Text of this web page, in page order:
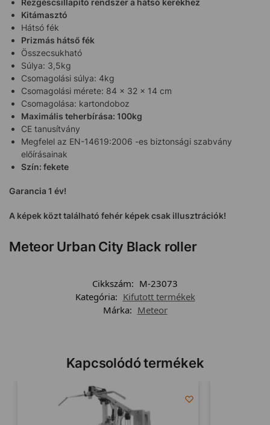
Kitámasztó
Hátsó fék
Prizmás hátső fék
Összecsukható
Súlya: 3,5kg
Csomagolási súlya: 4kg
Csomagolási mérete: 84 x 32 x 14 cm
Csomagolása: kartondoboz
Maximális teherbírása: 100kg
CE tanusítvány
Megfelel az EN-14619:2006 -es biztonsági szabvány
előírásainak
Szín: fekete
Garancia 1 év!
A képek közt található fehér képek csak illusztrációk!
Meteor Urban City Black roller
Cikkszám: M-23073
Kategória: Kifutott termékek
Márka: Meteor
Kapcsolódó termékek